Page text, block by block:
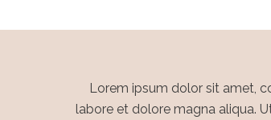
Lorem ipsum dolor sit amet,
labore et dolore magna aliqua.